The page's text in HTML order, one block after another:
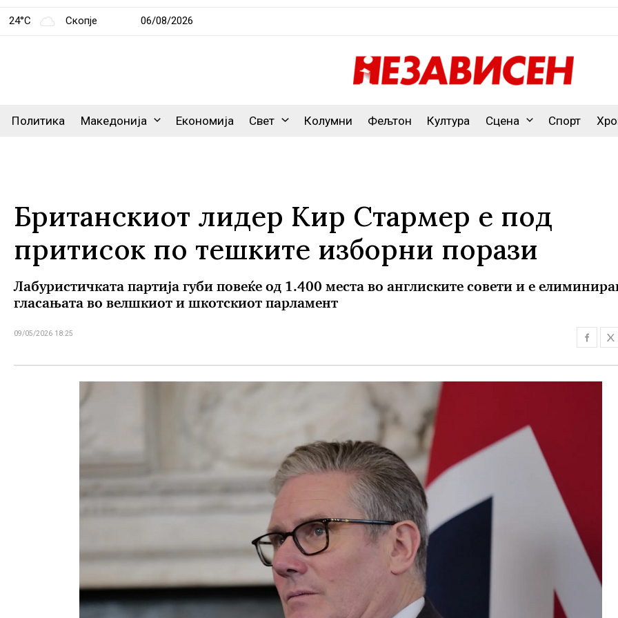
24°C Скопје 06/08/2026
Политика Македонија Економија Свет Колумни Фељтон Култура Сцена Спорт
Британскиот лидер Кир Стармер е под
притисок по тешките изборни порази
Лабуристичката партија губи повеќе од 1.400 места во англиските совети и е
гласањата во велшкиот и шкотскиот парламент
09/05/2026 18:25